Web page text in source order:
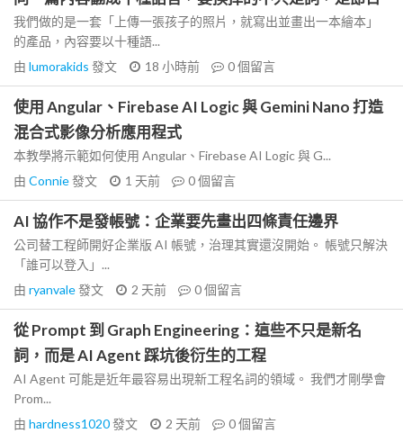
我們做的是一套「上傳一張孩子的照片，就寫出並畫出一本繪本」
的產品，內容要以十種語...
由 lumorakids 發文 18 小時前 0個留言
使用 Angular、Firebase AI Logic 與 Gemini Nano 打造
混合式影像分析應用程式
本教學將示範如何使用 Angular、Firebase AI Logic 與 G...
由 Connie發文 1 天前 0個留言
AI 協作不是發帳號：企業要先畫出四條責任邊界
公司替工程師開好企業版 AI 帳號，治理其實還沒開始。 帳號只解決
「誰可以登入」...
由 ryanvale發文 2 天前 0個留言
從 Prompt 到 Graph Engineering：這些不只是新名
詞，而是 AI Agent 踩坑後衍生的工程
AI Agent 可能是近年最容易出現新工程名詞的領域。 我們才剛學會
Prom...
由 hardness1020發文 2 天前 0個留言